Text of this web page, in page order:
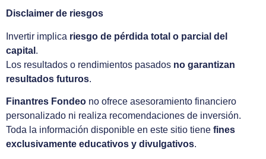
Disclaimer de riesgos
Invertir implica riesgo de pérdida total o parcial del
capital .
Los resultados o rendimientos pasados no garantizan
resultados futuros.
Finantres Fondeo no ofrece asesoramiento financiero
personalizado ni realiza recomendaciones de inversión.
Toda la información disponible en este sitio tiene fines
exclusivamente educativos y divulgativos.